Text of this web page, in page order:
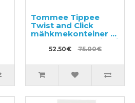
Tommee Tippee
Twist and Click
mähkmekonteiner +
4 mähkmekonteineri
kassetti
52.50€ 75.00€